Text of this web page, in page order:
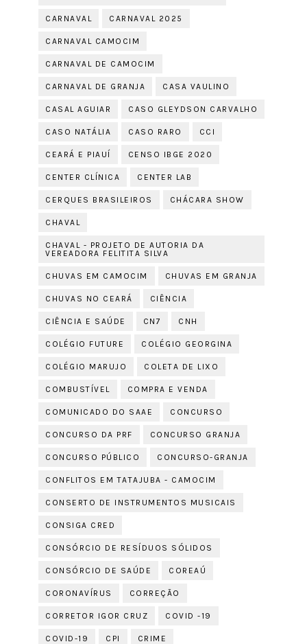
CARNAVAL CARNAVAL 2025
CARNAVAL CAMOCIM
CARNAVAL DE CAMOCIM
CARNAVAL DE GRANJA CASA VAULINO
CASAL AGUIAR CASO GLEYDSON CARVALHO
CASO NATÁLIA CASO RARO CCI
CEARÁ E PIAUÍ CENSO IBGE 2020
CENTER CLÍNICA CENTER LAB
CERQUES BRASILEIROS CHÁCARA SHOW
CHAVAL
CHAVAL - PROJETO DE AUTORIA DA
VEREADORA FELITITA SILVA
CHUVAS EM CAMOCIM CHUVAS EM GRANJA
CHUVAS NO CEARÁ CIÊNCIA
CIÊNCIA E SAÚDE CN7 CNH
COLÉGIO FUTURE COLÉGIO GEORGINA
COLÉGIO MARUJO COLETA DE LIXO
COMBUSTÍVEL COMPRA E VENDA
COMUNICADO DO SAAE CONCURSO
CONCURSO DA PRF CONCURSO GRANJA
CONCURSO PÚBLICO CONCURSO-GRANJA
CONFLITOS EM TATAJUBA - CAMOCIM
CONSERTO DE INSTRUMENTOS MUSICAIS
CONSIGA CRED
CONSÓRCIO DE RESÍDUOS SÓLIDOS
CONSÓRCIO DE SAÚDE COREAÚ
CORONAVÍRUS CORREÇÃO
CORRETOR IGOR CRUZ COVID -19
COVID-19 CPI CRIME